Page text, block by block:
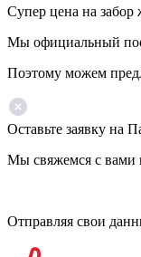
Супер цена на забор
Мы официальный
Поэтому можем
Оставьте заявку на
Мы свяжемся с вами
Отправляя свои